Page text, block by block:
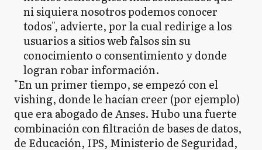
ni siquiera nosotros podemos conocer
todos", advierte, por la cual redirige a los
usuarios a sitios web falsos sin su
conocimiento o consentimiento y donde
logran robar información.
"En un primer tiempo, se empezó con el
vishing, donde le hacían creer (por ejemplo)
que era abogado de Anses. Hubo una fuerte
combinación con filtración de bases de datos,
de Educación, IPS, Ministerio de Seguridad,